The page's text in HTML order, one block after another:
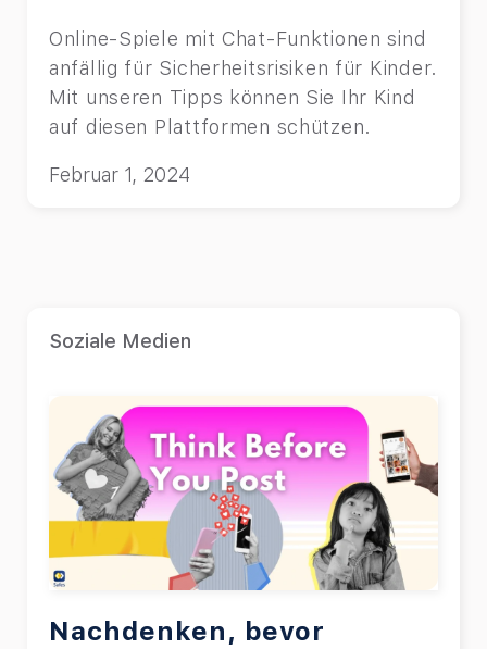
Online-Spiele mit Chat-Funktionen sind
anfällig für Sicherheitsrisiken für Kinder.
Mit unseren Tipps können Sie Ihr Kind
auf diesen Plattformen schützen.
Februar 1, 2024
Soziale Medien
Nachdenken, bevor